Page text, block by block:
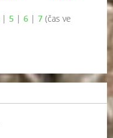
| 5 | 6 | 7 (čas ve